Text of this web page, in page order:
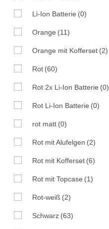
Li-Ion Batterie (0)
Orange (11)
Orange mit Kofferset (2)
Rot (60)
Rot 2x Li-Ion Batterie (0)
Rot Li-Ion Batterie (0)
rot matt (0)
Rot mit Alufelgen (2)
Rot mit Kofferset (6)
Rot mit Topcase (1)
Rot-weiß (2)
Schwarz (63)